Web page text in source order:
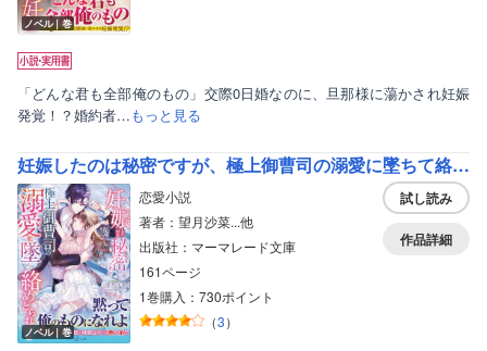
ノベル｜巻
「どんな君も全部俺のもの」交際0日婚なのに、旦那様に蕩かされ妊娠
発覚！？婚約者…もっと見る
妊娠したのは秘密ですが、極上御曹司の溺愛に墜ちて絡めとられました
ノベル｜巻
恋愛小説
著者：望月沙菜...他
出版社：マーマレード文庫
161ページ
1巻購入：730ポイント
（3）
試し読み
作品詳細